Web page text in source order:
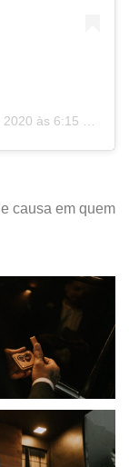
às 6:15 PDT
causa em quem